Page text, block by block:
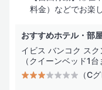
料金）などでお楽
おすすめホテル・部
イビス バンコク ス
（クイーンベッド1
（C